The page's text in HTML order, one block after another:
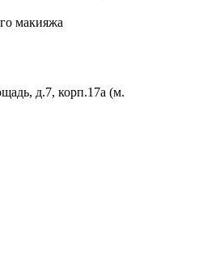
макияжа
д.7, корп.17а (м.